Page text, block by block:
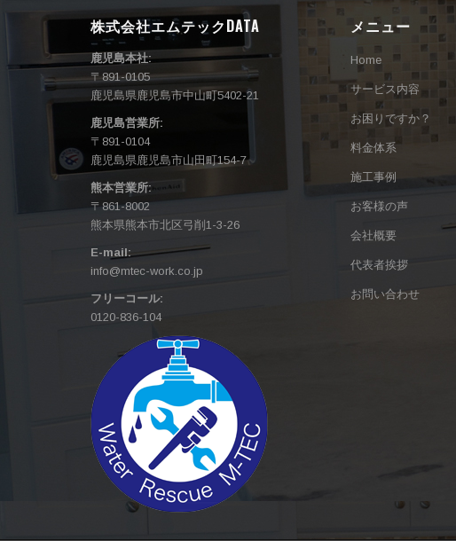
株式会社エムテックDATA
鹿児島本社:
〒891-0105
鹿児島県鹿児島市中山町5402-21
鹿児島営業所:
〒891-0104
鹿児島県鹿児島市山田町154-7
熊本営業所:
〒861-8002
熊本県熊本市北区弓削1-3-26
E-mail:
info@mtec-work.co.jp
フリーコール:
0120-836-104
メニュー
Home
サービス内容
お困りですか？
料金体系
施工事例
お客様の声
会社概要
代表者挨拶
お問い合わせ